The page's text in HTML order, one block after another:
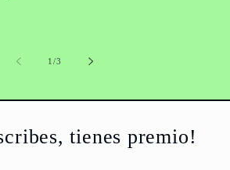
1/of
3
tienes premio!